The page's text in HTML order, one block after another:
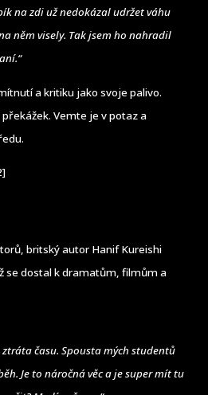
na zdi už nedokázal udržet váhu
něm visely. Tak jsem ho nahradil
a kritiku jako svoje palivo.
Vemte je v potaz a
britský autor Hanif Kureishi
se dostal k dramatům, filmům a
času. Spousta mých studentů
Je to náročná věc a je super mít tu